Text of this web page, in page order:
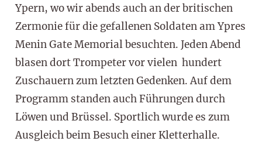
Ypern, wo wir abends auch an der britischen
Zermonie für die gefallenen Soldaten am Ypres
Menin Gate Memorial besuchten. Jeden Abend
blasen dort Trompeter vor vielen hundert
Zuschauern zum letzten Gedenken. Auf dem
Programm standen auch Führungen durch
Löwen und Brüssel. Sportlich wurde es zum
Ausgleich beim Besuch einer Kletterhalle.